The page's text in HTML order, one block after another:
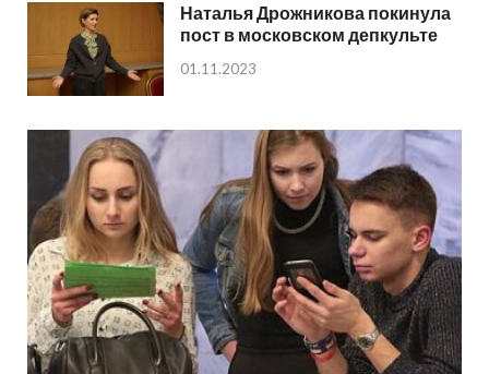
Наталья Дрожникова покинула
пост в московском депкульте
01.11.2023